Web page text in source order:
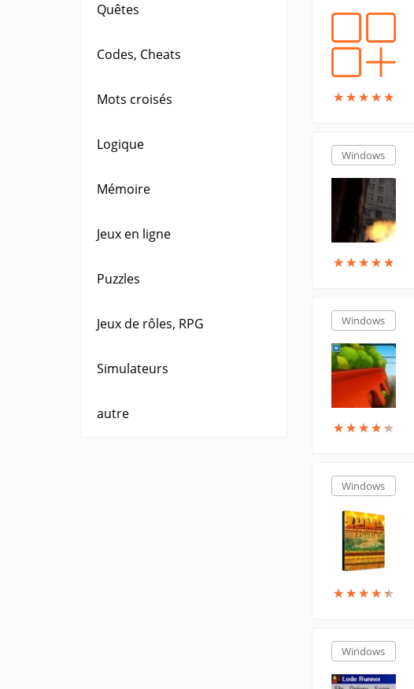
Quêtes
Codes, Cheats
Mots croisés
Logique
Mémoire
Jeux en ligne
Puzzles
Jeux de rôles, RPG
Simulateurs
autre
★★★★★
★★★★★
Windows
★★★★★
★★★★★
Windows
★★★★★
★★★★★
Windows
★★★★★
★★★★★
Windows